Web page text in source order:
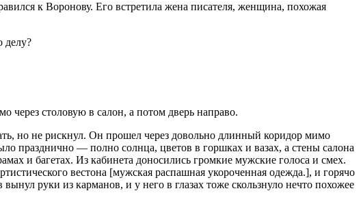
к Воронову. Его встретила жена писателя, женщина, похожая
делу?
столовую в салон, а потом дверь направо.
но не рискнул. Он прошел через довольно длинный коридор мимо
празднично — полно солнца, цветов в горшках и вазах, а стены салона
и багетах. Из кабинета доносились громкие мужские голоса и смех.
вестона [мужская распашная укороченная одежда.], и горячо
руки из карманов, и у него в глазах тоже скользнуло нечто похожее